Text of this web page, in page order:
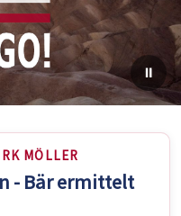
MÖLLER
- Bär ermittelt